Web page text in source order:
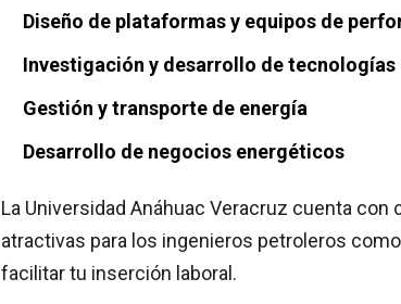
Diseño de plataformas y equipos de
Investigación y desarrollo de
Gestión y transporte de energía
Desarrollo de negocios energéticos
La Universidad Anáhuac Veracruz cuenta
atractivas para los ingenieros petroleros como
facilitar tu inserción laboral.